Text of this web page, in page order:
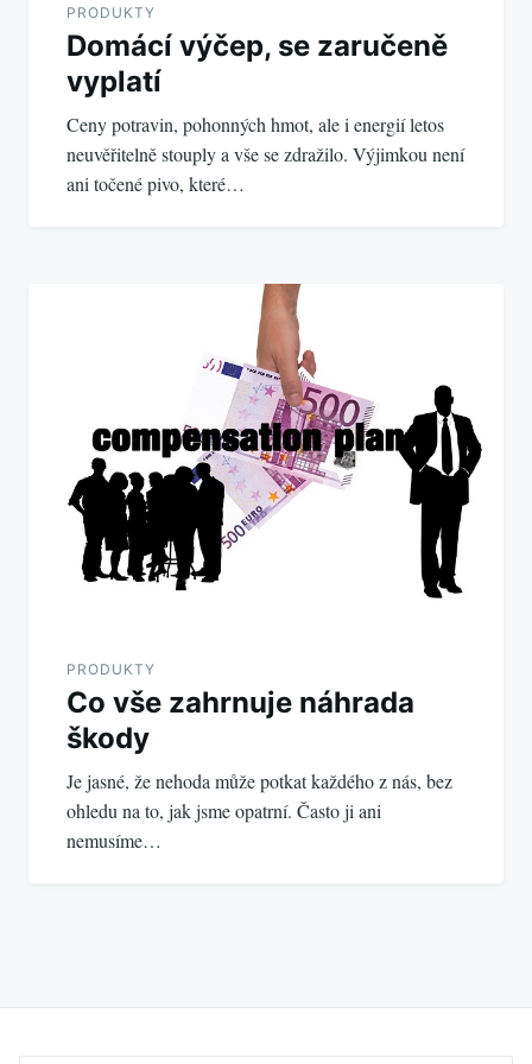
PRODUKTY
Domácí výčep, se zaručeně
vyplatí
Ceny potravin, pohonných hmot, ale i energií letos
neuvěřitelně stouply a vše se zdražilo. Výjimkou není
ani točené pivo, které…
PRODUKTY
Co vše zahrnuje náhrada
škody
Je jasné, že nehoda může potkat každého z nás, bez
ohledu na to, jak jsme opatrní. Často ji ani
nemusíme…